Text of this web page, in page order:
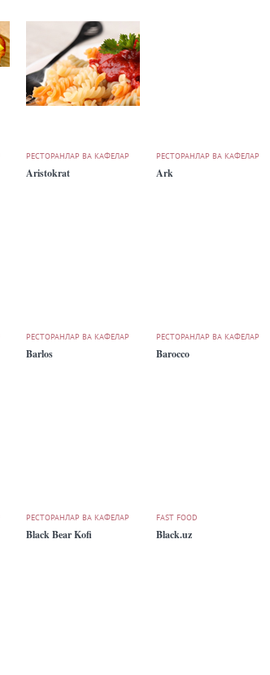
РЕСТОРАНЛАР ВА КАФЕЛАР
Aristokrat
РЕСТОРАНЛАР ВА КАФЕЛАР
Ark
РЕСТОРАНЛАР ВА КАФЕЛАР
Barlos
РЕСТОРАНЛАР ВА КАФЕЛАР
Barocco
РЕСТОРАНЛАР ВА КАФЕЛАР
Black Bear Kofi
FAST FOOD
Black.uz